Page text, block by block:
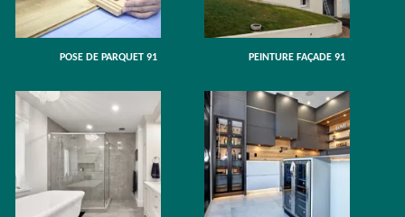
POSE DE PARQUET 91 PEINTURE FAÇADE 91